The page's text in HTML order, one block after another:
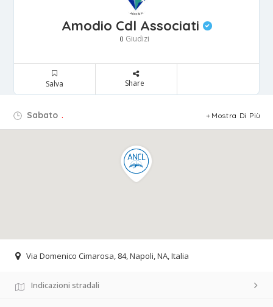
Amodio Cdl Associati
0 Giudizi
Salva Share
Sabato . Mostra Di Più
Via Domenico Cimarosa, 84, Napoli, NA, Italia
Indicazioni stradali